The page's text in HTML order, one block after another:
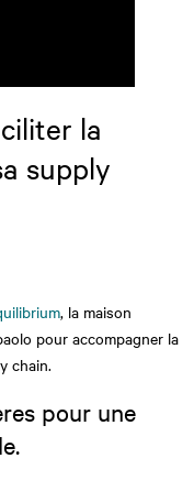
la
supply
, la maison
pour accompagner la
chain.
pour une